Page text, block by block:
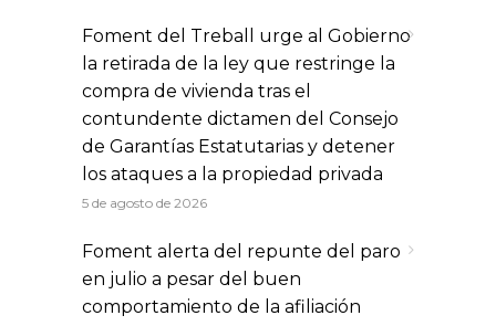
Foment del Treball urge al Gobierno
la retirada de la ley que restringe la
compra de vivienda tras el
contundente dictamen del Consejo
de Garantías Estatutarias y detener
los ataques a la propiedad privada
5 de agosto de 2026
Foment alerta del repunte del paro
en julio a pesar del buen
comportamiento de la afiliación